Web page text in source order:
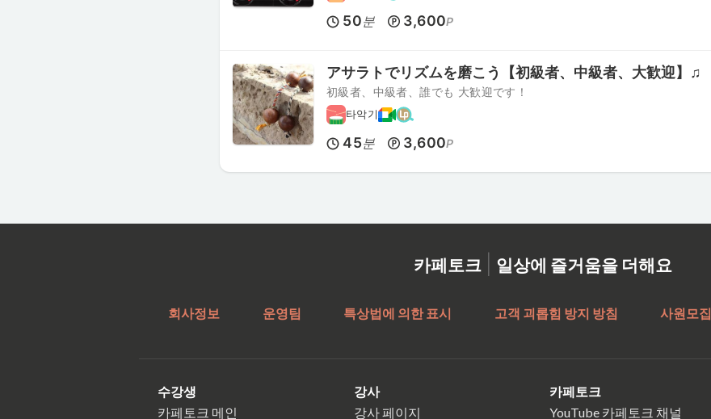
50분 3,600P
アサラトでリズムを磨こう【初級者、中級者、大歓迎】♫
初級者、中級者、誰でも 大歓迎です！
타악기
45분 3,600P
카페토크 | 일상에 즐거움을 더해요
회사정보 운영팀 특상법에 의한 표시 고객 괴롭힘 방지 방침 사원모집
수강생
카페토크 메인
강사
강사 페이지
카페토크
YouTube 카페토크 채널